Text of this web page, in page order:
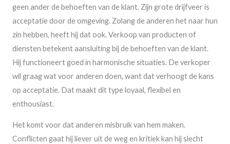
geen ander de behoeften van de klant. Zijn grote drijfveer is
acceptatie door de omgeving. Zolang de anderen het naar hun
zin hebben, heeft hij dat ook. Verkoop van producten of
diensten betekent aansluiting bij de behoeften van de klant.
Hij functioneert goed in harmonische situaties. De verkoper
wil graag wat voor anderen doen, want dat verhoogt de kans
op acceptatie. Dat maakt dit type loyaal, flexibel en
enthousiast.
Het komt voor dat anderen misbruik van hem maken.
Conflicten gaat hij liever uit de weg en kritiek kan hij slecht